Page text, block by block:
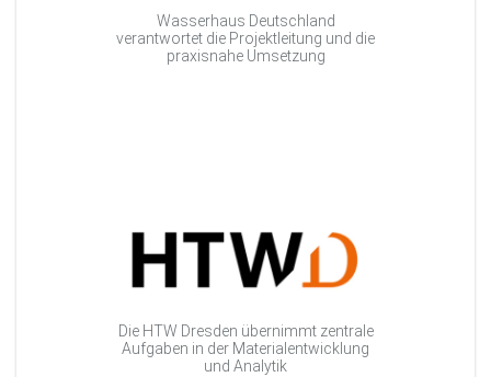
Wasserhaus Deutschland
verantwortet die Projektleitung und die
praxisnahe Umsetzung
Die HTW Dresden übernimmt zentrale
Aufgaben in der Materialentwicklung
und Analytik